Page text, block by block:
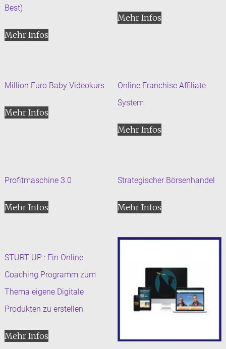
Best)
Mehr Infos
Mehr Infos
Million Euro Baby Videokurs
Mehr Infos
Online Franchise Affiliate
System
Mehr Infos
Profitmaschine 3.0
Mehr Infos
Strategischer Börsenhandel
Mehr Infos
STURT UP : Ein Online
Coaching Programm zum
Thema eigene Digitale
Produkten zu erstellen
Mehr Infos